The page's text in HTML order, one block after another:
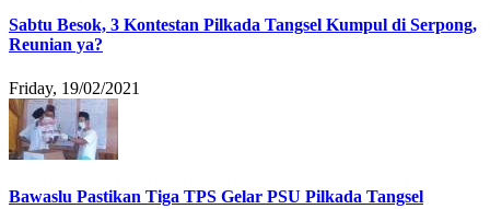
Sabtu Besok, 3 Kontestan Pilkada Tangsel Kumpul di Serpong,
Reunian ya?
Friday, 19/02/2021
Bawaslu Pastikan Tiga TPS Gelar PSU Pilkada Tangsel